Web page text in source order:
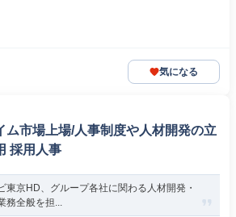
気になる
ム市場上場/人事制度や人材開発の立
採用人事
東京HD、グループ各社に関わる人材開発・
務全般を担...